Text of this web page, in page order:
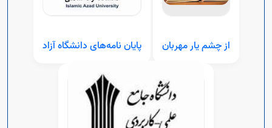
از چشم یار مهربان پایان نامه‌های دانشگاه آزاد